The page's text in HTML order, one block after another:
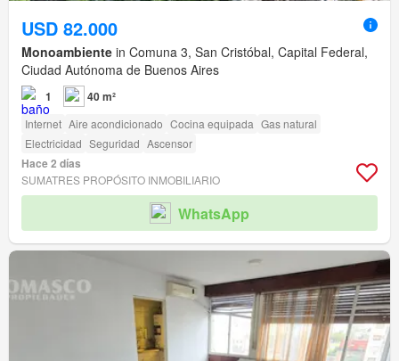
USD 82.000
Monoambiente in Comuna 3, San Cristóbal, Capital Federal,
Ciudad Autónoma de Buenos Aires
1 40 m²
Internet Aire acondicionado Cocina equipada Gas natural
Electricidad Seguridad Ascensor
Hace 2 días
SUMATRES PROPÓSITO INMOBILIARIO
WhatsApp